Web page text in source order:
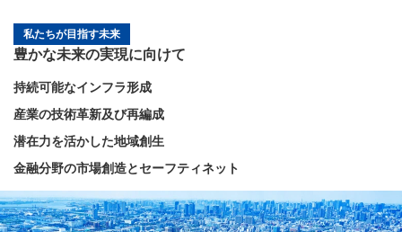
私たちが目指す未来
豊かな未来の実現に向けて
持続可能なインフラ形成
産業の技術革新及び再編成
潜在力を活かした地域創生
金融分野の市場創造とセーフティネット